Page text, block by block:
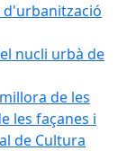
d'urbanització
nucli urbà de
de les
les façanes i
de Cultura